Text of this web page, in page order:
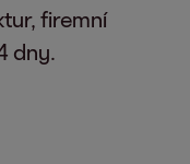
firemní
dny.